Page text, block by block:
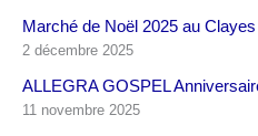
Marché de Noël 2025 au
2 décembre 2025
ALLEGRA GOSPEL
11 novembre 2025